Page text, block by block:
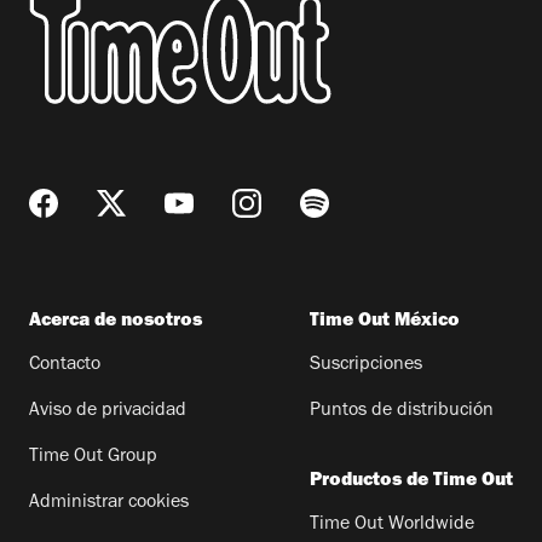
Acerca de nosotros
Contacto
Aviso de privacidad
Time Out Group
Administrar cookies
Time Out México
Suscripciones
Puntos de distribución
Productos de Time Out
Time Out Worldwide